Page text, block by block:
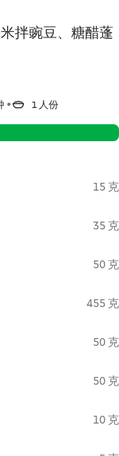
拌豌豆、糖醋蓬
1 人份
15 克
35 克
50 克
455 克
50 克
50 克
10 克